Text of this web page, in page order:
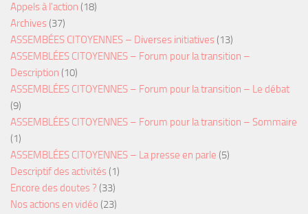
Appels à l'action (18)
Archives (37)
ASSEMBÉES CITOYENNES – Diverses initiatives (13)
ASSEMBLÉES CITOYENNES – Forum pour la transition –
Description (10)
ASSEMBLÉES CITOYENNES – Forum pour la transition – Le débat
(9)
ASSEMBLÉES CITOYENNES – Forum pour la transition – Sommaire
(1)
ASSEMBLÉES CITOYENNES – La presse en parle (5)
Descriptif des activités (1)
Encore des doutes ? (33)
Nos actions en vidéo (23)